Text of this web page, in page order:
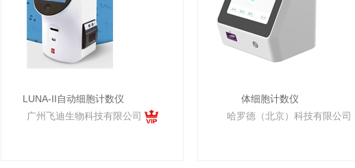
LUNA-II自动细胞计数仪
广州飞迪生物科技有限公司
体细胞计数仪
哈罗德（北京）科技有限公司